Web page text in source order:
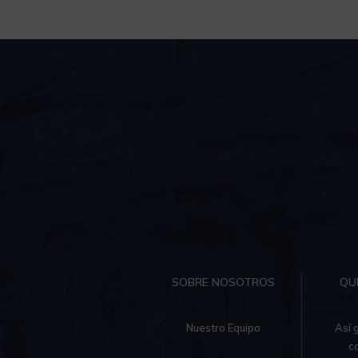
SOBRE NOSOTROS
Nuestro Equipo
Así